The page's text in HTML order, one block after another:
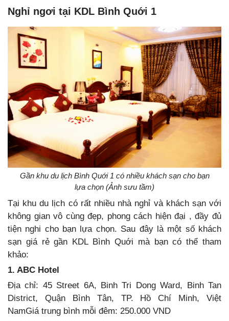
Nghỉ ngơi tại KDL Bình Quới 1
Gần khu du lịch Bình Quới 1 có nhiều khách sạn cho bạn
lựa chọn (Ảnh sưu tầm)
Tại khu du lịch có rất nhiều nhà nghỉ và khách sạn với
không gian vô cùng đẹp, phong cách hiện đại , đầy đủ
tiện nghi cho bạn lựa chọn. Sau đây là một số khách
sạn giá rẻ gần KDL Bình Quới mà bạn có thể tham
khảo:
1. ABC Hotel
Địa chỉ: 45 Street 6A, Binh Tri Dong Ward, Binh Tan
District, Quận Bình Tân, TP. Hồ Chí Minh, Việt
NamGiá trung bình mỗi đêm: 250.000 VND